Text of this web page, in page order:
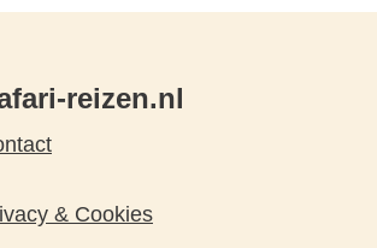
reizen.nl
& Cookies